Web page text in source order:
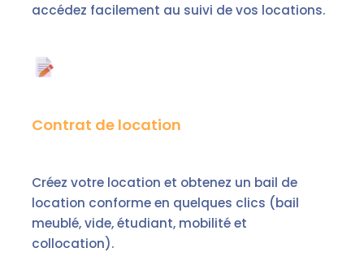
accédez facilement au suivi de vos locations.
Contrat de location
Créez votre location et obtenez un bail de
location conforme en quelques clics (bail
meublé, vide, étudiant, mobilité et
collocation).